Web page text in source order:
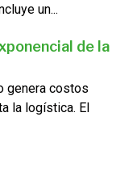
un...
de la
genera costos
la logística. El